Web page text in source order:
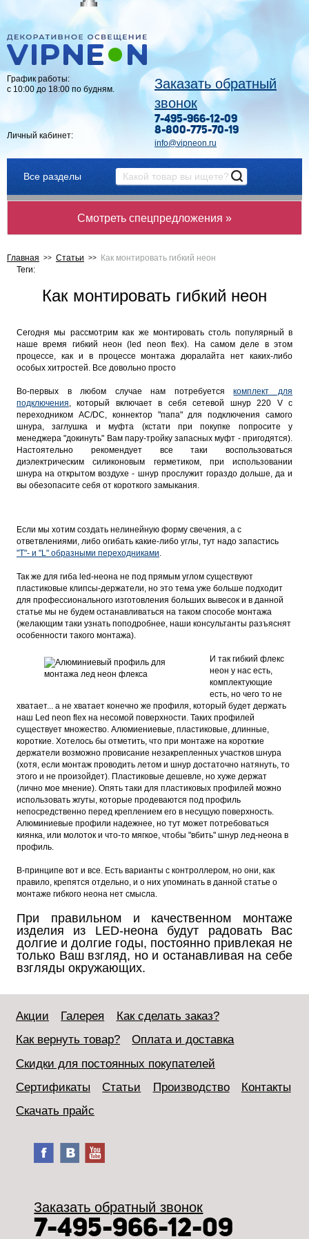
График работы:
с 10:00 до 18:00 по будням.
Личный кабинет:
Заказать обратный
звонок
7-495-966-12-09
8-800-775-70-19
info@vipneon.ru
Все разделы
Смотреть спецпредложения »
Главная Статьи
Как монтировать гибкий неон
Теги:
Как монтировать гибкий неон
Сегодня мы рассмотрим как же монтировать столь популярный в
наше время гибкий неон (led neon flex). На самом деле в этом
процессе, как и в процессе монтажа дюралайта нет каких-либо
особых хитростей. Все довольно просто
Во-первых в любом случае нам потребуетсякомплект для
подключения, который включает в себя сетевой шнур 220 V с
переходником AC/DC, коннектор "папа" для подключения самого
шнура, заглушка и муфта (кстати при покупке попросите у
менеджера "докинуть" Вам пару-тройку запасных муфт - пригодятся).
Настоятельно рекомендует все таки воспользоваться
диэлектрическим силиконовым герметиком, при использовании
шнура на открытом воздухе - шнур прослужит гораздо дольше, да и
вы обезопасите себя от короткого замыкания.
Если мы хотим создать нелинейную форму свечения, а с
ответвлениями, либо огибать какие-либо углы, тут надо запастись
"Т"- и "L" образными переходниками.
Так же для гиба led-неона не под прямым углом существуют
пластиковые клипсы-держатели, но это тема уже больше подходит
для профессионального изготовления больших вывесок и в данной
статье мы не будем останавливаться на таком способе монтажа
(желающим таки узнать поподробнее, наши консультанты разъяснят
особенности такого монтажа).
И так гибкий флекс
неон у нас есть,
комплектующие
есть, но чего то не
хватает... а не хватает конечно же профиля, который будет держать
наш Led neon flex на несомой поверхности. Таких профилей
существует множество. Алюмиениевые, пластиковые, длинные,
короткие. Хотелось бы отметить, что при монтаже на короткие
держатели возможно провисание незакрепленных участков шнура
(хотя, если монтаж проводить летом и шнур достаточно натянуть, то
этого и не произойдет). Пластиковые дешевле, но хуже держат
(лично мое мнение). Опять таки для пластиковых профилей можно
использовать жгуты, которые продеваются под профиль
непосредственно перед креплением его в несущую поверхность.
Алюминиевые профили надежнее, но тут может потребоваться
киянка, или молоток и что-то мягкое, чтобы "вбить" шнур лед-неона в
профиль.
В-принципе вот и все. Есть варианты с контроллером, но они, как
правило, крепятся отдельно, и о них упоминать в данной статье о
монтаже гибкого неона нет смысла.
При правильном и качественном монтаже
изделия из LED-неона будут радовать Вас
долгие и долгие годы, постоянно привлекая не
только Ваш взгляд, но и останавливая на себе
взгляды окружающих.
Акции Галерея
Как сделать заказ?
Как вернуть товар?
Оплата и доставка
Скидки для постоянных покупателей
Сертификаты
Статьи Производство
Контакты
Скачать прайс
Заказать обратный звонок
7-495-966-12-09